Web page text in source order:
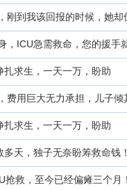
刚到我该回报的时候，她却
，ICU急需救命，您的援手
求生，一天一万，盼助
费用巨大无力承担，儿子倾
求生，一天一万，盼助
天，独子无奈盼筹救命钱
抢救，至今已经偏瘫三个月